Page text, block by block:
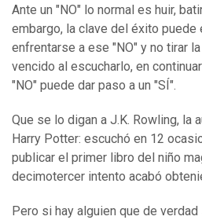
Ante un "NO" lo normal es huir,
embargo, la clave del éxito puede
enfrentarse a ese "NO" y no tirar
vencido al escucharlo, en
"NO" puede dar paso a un "SÍ".
Que se lo digan a J.K. Rowling, la
Harry Potter: escuchó en 12
publicar el primer libro del niño
decimotercer intento acabó
Pero si hay alguien que de